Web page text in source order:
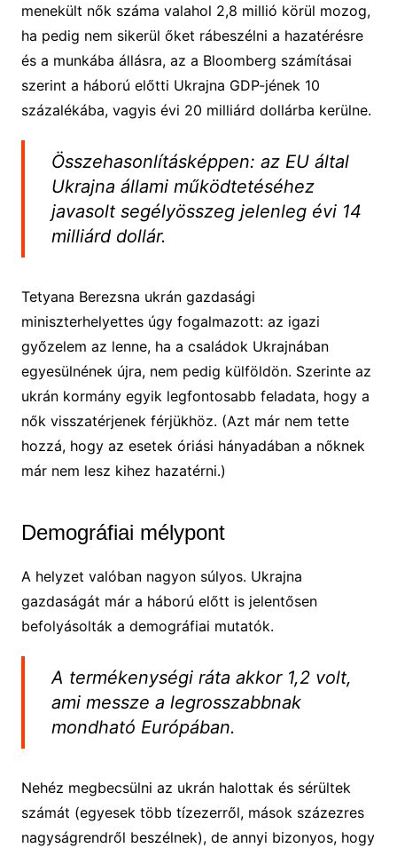
menekült nők száma valahol 2,8 millió körül mozog,
ha pedig nem sikerül őket rábeszélni a hazatérésre
és a munkába állásra, az a Bloomberg számításai
szerint a háború előtti Ukrajna GDP-jének 10
százalékába, vagyis évi 20 milliárd dollárba kerülne.
Összehasonlításképpen: az EU által
Ukrajna állami működtetéséhez
javasolt segélyösszeg jelenleg évi 14
milliárd dollár.
Tetyana Berezsna ukrán gazdasági
miniszterhelyettes úgy fogalmazott: az igazi
győzelem az lenne, ha a családok Ukrajnában
egyesülnének újra, nem pedig külföldön. Szerinte az
ukrán kormány egyik legfontosabb feladata, hogy a
nők visszatérjenek férjükhöz. (Azt már nem tette
hozzá, hogy az esetek óriási hányadában a nőknek
már nem lesz kihez hazatérni.)
Demográfiai mélypont
A helyzet valóban nagyon súlyos. Ukrajna
gazdaságát már a háború előtt is jelentősen
befolyásolták a demográfiai mutatók.
A termékenységi ráta akkor 1,2 volt,
ami messze a legrosszabbnak
mondható Európában.
Nehéz megbecsülni az ukrán halottak és sérültek
számát (egyesek több tízezerről, mások százezres
nagyságrendről beszélnek), de annyi bizonyos, hogy